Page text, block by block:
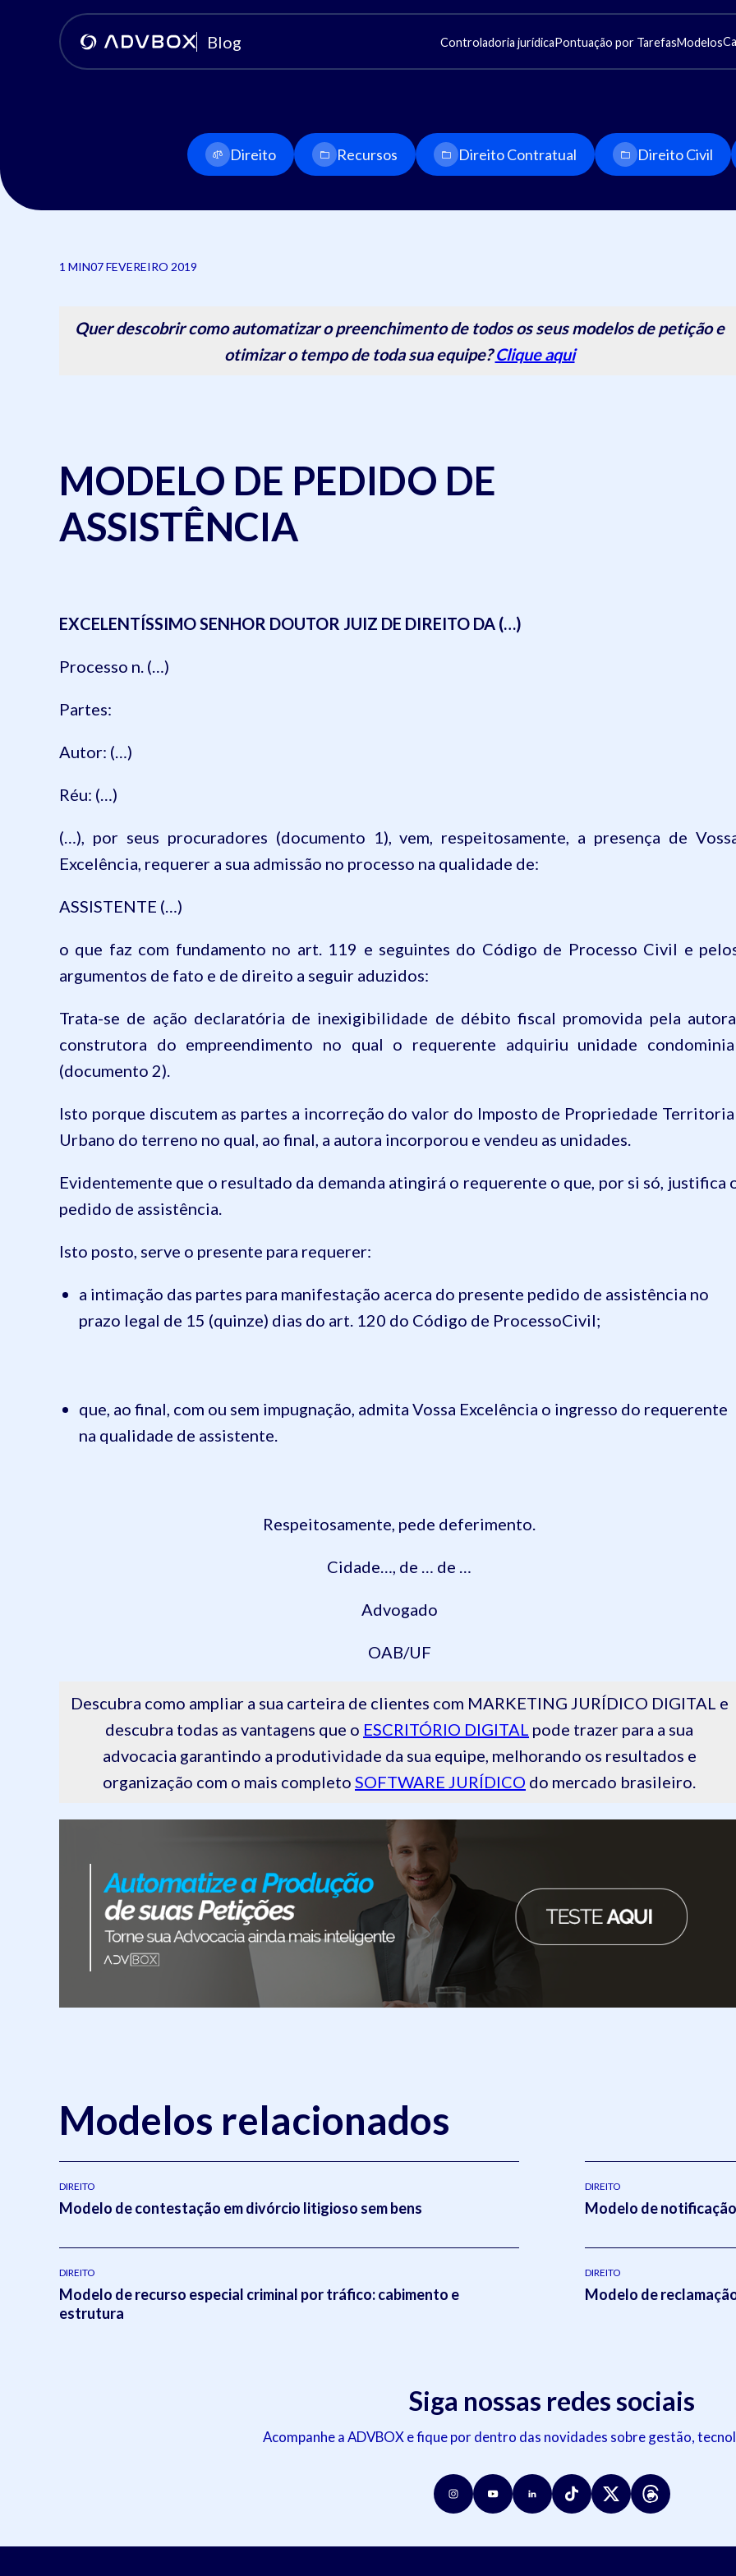
Blog Controladoria jurídicaPontuação por TarefasModelos
Direito Recursos Direito Contratual Direito Civil
1 MIN07 FEVEREIRO 2019
Quer descobrir como automatizar o preenchimento de todos os seus modelos de petição e
otimizar o tempo de toda sua equipe?Clique aqui
MODELO DE PEDIDO DE
ASSISTÊNCIA
EXCELENTÍSSIMO SENHOR DOUTOR JUIZ DE DIREITO DA (…)
Processo n. (…)
Partes:
Autor: (…)
Réu: (…)
(…), por seus procuradores (documento 1), vem, respeitosamente, a presença de
Excelência, requerer a sua admissão no processo na qualidade de:
ASSISTENTE (…)
o que faz com fundamento no art. 119 e seguintes do Código de Processo Civil e
argumentos de fato e de direito a seguir aduzidos:
Trata-se de ação declaratória de inexigibilidade de débito fiscal promovida pela
construtora do empreendimento no qual o requerente adquiriu unidade
(documento 2).
Isto porque discutem as partes a incorreção do valor do Imposto de Propriedade
Urbano do terreno no qual, ao final, a autora incorporou e vendeu as unidades.
Evidentemente que o resultado da demanda atingirá o requerente o que, por si só, justifica
pedido de assistência.
Isto posto, serve o presente para requerer:
a intimação das partes para manifestação acerca do presente pedido de assistência no
prazo legal de 15 (quinze) dias do art. 120 do Código de ProcessoCivil;
que, ao final, com ou sem impugnação, admita Vossa Excelência o ingresso do requerente
na qualidade de assistente.
Respeitosamente, pede deferimento.
Cidade…, de … de …
Advogado
OAB/UF
Descubra como ampliar a sua carteira de clientes com MARKETING JURÍDICO DIGITAL e
descubra todas as vantagens que o ESCRITÓRIO DIGITAL pode trazer para a sua
advocacia garantindo a produtividade da sua equipe, melhorando os resultados e
organização com o mais completo SOFTWARE JURÍDICO do mercado brasileiro.
Modelos relacionados
DIREITO
Modelo de contestação em divórcio litigioso sem bens
DIREITO
Modelo de
DIREITO
Modelo de recurso especial criminal por tráfico: cabimento e
estrutura
DIREITO
Modelo de
Siga nossas redes sociais
Acompanhe a ADVBOX e fique por dentro das novidades sobre gestão,